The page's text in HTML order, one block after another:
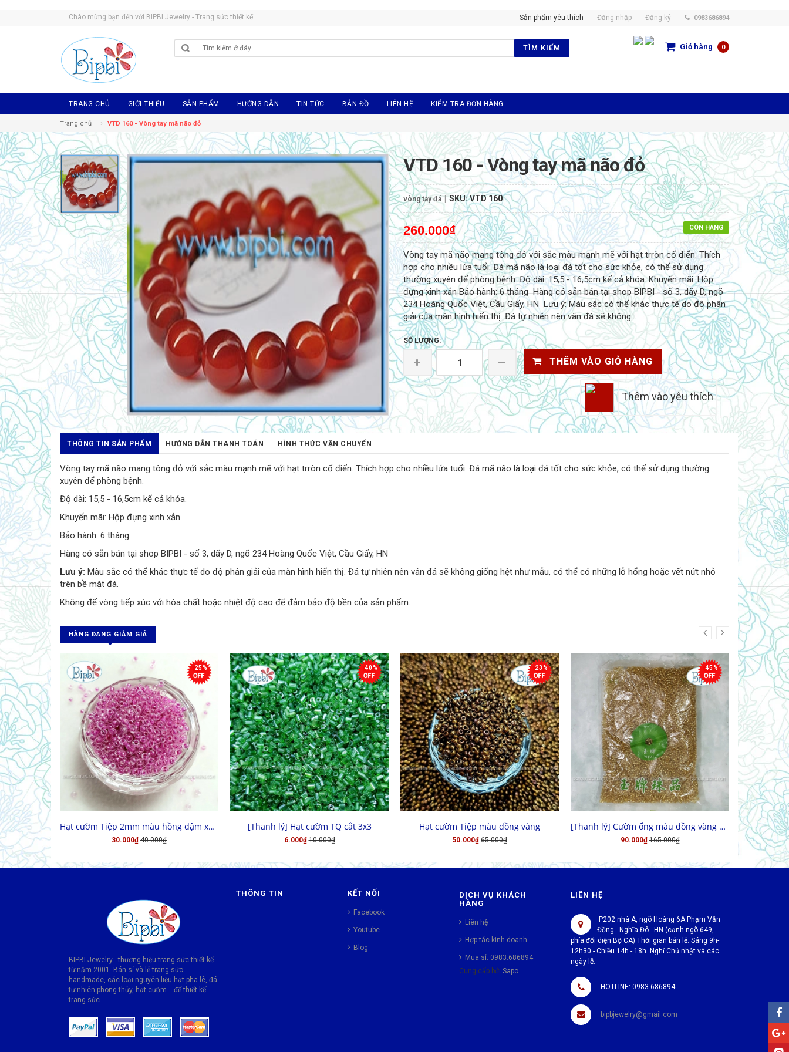
Chào mừng bạn đến với BIPBI Jewelry - Trang sức thiết kế Sản phẩm yêu thích Đăng nhập Đăng ký 0983686894
TÌM KIẾM Giỏ hàng 0
TRANG CHỦ GIỚI THIỆU SẢN PHẨM HƯỚNG DẪN TIN TỨC BẢN ĐỒ LIÊN HỆ KIỂM TRA ĐƠN HÀNG
Trang chủ —› VTD 160 - Vòng tay mã não đỏ
VTD 160 - Vòng tay mã não đỏ
vòng tay đá |SKU:VTD 160
CÒN HÀNG
260.000₫
Vòng tay mã não mang tông đỏ với sắc màu mạnh mẽ với hạt trròn cổ điển. Thích
hợp cho nhiều lứa tuổi. Đá mã não là loại đá tốt cho sức khỏe, có thể sử dụng
thường xuyên để phòng bệnh. Độ dài: 15,5 - 16,5cm kể cả khóa. Khuyến mãi: Hộp
đựng xinh xắn Bảo hành: 6 tháng Hàng có sẵn bán tại shop BIPBI - số 3, dãy D, ngõ
234 Hoàng Quốc Việt, Cầu Giấy, HN Lưu ý: Màu sắc có thể khác thực tế do độ phân
giải của màn hình hiển thị. Đá tự nhiên nên vân đá sẽ không...
SỐ LƯỢNG:
THÊM VÀO GIỎ HÀNG
Thêm vào yêu thích
THÔNG TIN SẢN PHẨM HƯỚNG DẪN THANH TOÁN HÌNH THỨC VẬN CHUYỂN
Vòng tay mã não mang tông đỏ với sắc màu mạnh mẽ với hạt trròn cổ điển. Thích hợp cho nhiều lứa tuổi. Đá mã não là loại đá tốt cho sức khỏe, có thể sử dụng thường
xuyên để phòng bệnh.
Độ dài: 15,5 - 16,5cm kể cả khóa.
Khuyến mãi: Hộp đựng xinh xắn
Bảo hành: 6 tháng
Hàng có sẵn bán tại shop BIPBI - số 3, dãy D, ngõ 234 Hoàng Quốc Việt, Cầu Giấy, HN
Lưu ý: Màu sắc có thể khác thực tế do độ phân giải của màn hình hiển thị. Đá tự nhiên nên vân đá sẽ không giống hệt như mẫu, có thể có những lỗ hổng hoặc vết nứt nhỏ
trên bề mặt đá.
Không để vòng tiếp xúc với hóa chất hoặc nhiệt độ cao để đảm bảo độ bền của sản phẩm.
HÀNG ĐANG GIẢM GIÁ
25%
MUA HÀNG Hạt cườm Tiệp 2mm màu hồng đậm xà cừ
30.000₫ 40.000₫
40%
CHỌN HÀNG
[Thanh lý] Hạt cườm TQ cắt 3x3
6.000₫ 10.000₫
23%
MUA HÀNG
Hạt cườm Tiệp màu đồng vàng
50.000₫ 65.000₫
45%
MUA HÀNG [Thanh lý] Cườm ống màu đồng vàng 450g
90.000₫ 165.000₫
[Thanh lý]
BIPBI Jewelry - thương hiệu trang sức thiết kế
từ năm 2001. Bán sỉ và lẻ trang sức
handmade, các loại nguyên liệu hạt pha lê, đá
tự nhiên phong thủy, hạt cườm... để thiết kế
trang sức.
THÔNG TIN KẾT NỐI
Facebook
Youtube
Blog
DỊCH VỤ KHÁCH
HÀNG
Liên hệ
Hợp tác kinh doanh
Mua sỉ: 0983.686894
Cung cấp bởi Sapo
LIÊN HỆ
P202 nhà A, ngõ Hoàng 6A Phạm Văn
Đồng - Nghĩa Đô - HN (cạnh ngõ 649,
phía đối diện Bộ CA) Thời gian bán lẻ: Sáng 9h-
12h30 - Chiều 14h - 18h. Nghỉ Chủ nhật và các
ngày lễ.
HOTLINE: 0983.686894
bipbjewelry@gmail.com